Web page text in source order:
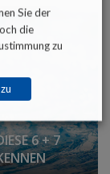
6 + 7
Sie der
die
zu